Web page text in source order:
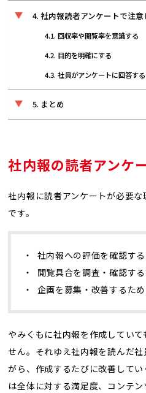
社内報読者アンケートで注
回収率や閲覧率を意識する
目的を明確にする
社員がアンケートに回答す
まとめ
社内報の読者アンケ
社内報に読者アンケートが必要
です。
・ 社内報への評価を確認す
・ 閲覧具合を調査・確認す
・ 企画を募集・改善するため
やみくもに社内報を作成してい
せん。それゆえ社内報を読んだ
がら、作成するたびに改善して
は全体に対する満足度、コンテ